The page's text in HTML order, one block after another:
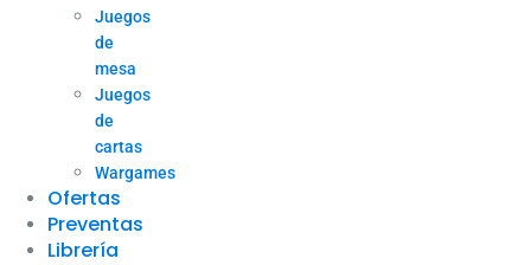
Juegos
de
mesa
Juegos
de
cartas
Wargames
Ofertas
Preventas
Librería